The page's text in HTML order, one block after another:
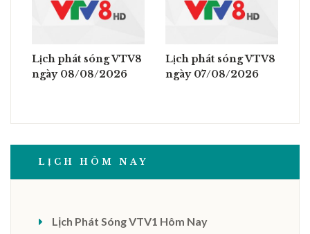
Lịch phát sóng VTV8
ngày 08/08/2026
Lịch phát sóng VTV8
ngày 07/08/2026
LỊCH HÔM NAY
Lịch Phát Sóng VTV1 Hôm Nay